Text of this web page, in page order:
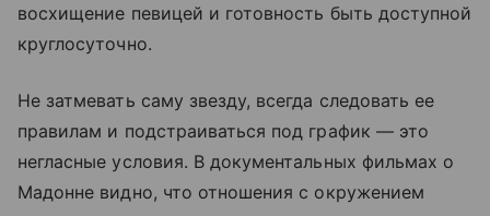
восхищение певицей и готовность быть доступной
круглосуточно.
Не затмевать саму звезду, всегда следовать ее
правилам и подстраиваться под график — это
негласные условия. В документальных фильмах о
Мадонне видно, что отношения с окружением